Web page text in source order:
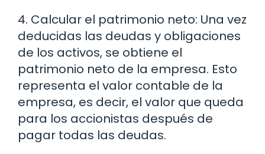
4. Calcular el patrimonio neto: Una vez
deducidas las deudas y obligaciones
de los activos, se obtiene el
patrimonio neto de la empresa. Esto
representa el valor contable de la
empresa, es decir, el valor que queda
para los accionistas después de
pagar todas las deudas.